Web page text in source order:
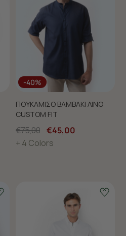
-40%
ΠΟΥΚΑΜΙΣΟ ΒΑΜΒΑΚΙ ΛΙΝΟ
CUSTOM FIT
€75,00 €45,00
+ 4 Colors